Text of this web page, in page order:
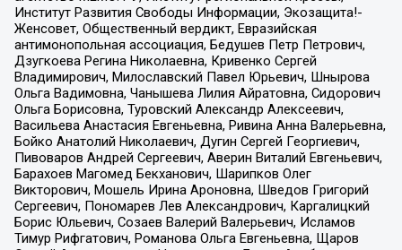
Институт Развития Свободы Информации, Экозащита!-
Женсовет, Общественный вердикт, Евразийская
антимонопольная ассоциация, Бедушев Петр Петрович,
Дзугкоева Регина Николаевна, Кривенко Сергей
Владимирович, Милославский Павел Юрьевич, Шнырова
Ольга Вадимовна, Чанышева Лилия Айратовна, Сидорович
Ольга Борисовна, Туровский Александр Алексеевич,
Васильева Анастасия Евгеньевна, Ривина Анна Валерьевна,
Бойко Анатолий Николаевич, Дугин Сергей Георгиевич,
Пивоваров Андрей Сергеевич, Аверин Виталий Евгеньевич,
Барахоев Магомед Бекханович, Шарипков Олег
Викторович, Мошель Ирина Ароновна, Шведов Григорий
Сергеевич, Пономарев Лев Александрович, Каргалицкий
Борис Юльевич, Созаев Валерий Валерьевич, Исламов
Тимур Рифгатович, Романова Ольга Евгеньевна, Щаров